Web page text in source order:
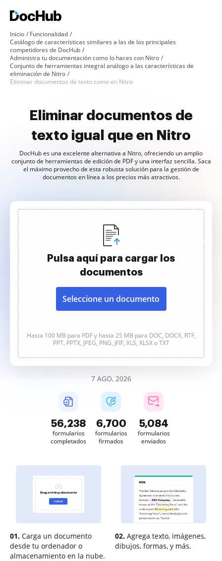
Inicio
Funcionalidad
Catálogo de características similares a las de los principales
competidores de DocHub
Administra tu documentación como lo haces con Nitro
Conjunto de herramientas integral análogo a las características de
eliminación de Nitro
Eliminar documentos de texto como en Nitro
Eliminar documentos de
texto igual que en Nitro
DocHub es una excelente alternativa a Nitro, ofreciendo un amplio
conjunto de herramientas de edición de PDF y una interfaz sencilla. Saca
el máximo provecho de esta robusta solución para la gestión de
documentos en línea a los precios más atractivos.
Pulsa aquí para cargar los
documentos
Seleccione un documento
Hasta 100 MB para PDF y hasta 25 MB para DOC, DOCX, RTF,
PPT, PPTX, JPEG, PNG, JFIF, XLS, XLSX o TXT
7 AGO, 2026
56,238
formularios
completados
6,700
formularios
firmados
5,084
formularios
enviados
01. Carga un documento
desde tu ordenador o
almacenamiento en la nube.
02. Agrega texto, imágenes,
dibujos, formas, y más.